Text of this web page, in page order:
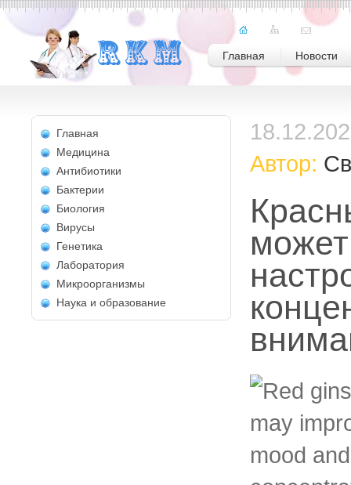
Главная Новости
Главная
Медицина
Антибиотики
Бактерии
Биология
Вирусы
Генетика
Лаборатория
Микроорганизмы
Наука и образование
Автор: